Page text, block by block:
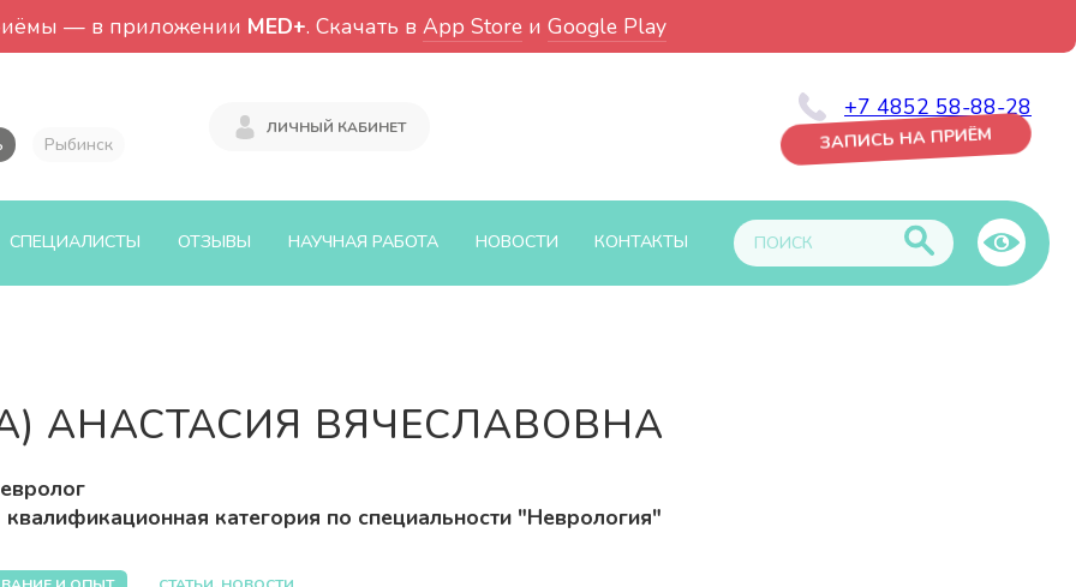
— в приложении MED+. Скачать в App Store и Google Play
Рыбинск
ЛИЧНЫЙ КАБИНЕТ
+7 4852 58-88-28
ЗАПИСЬ НА ПРИЁМ
СПЕЦИАЛИСТЫ ОТЗЫВЫ НАУЧНАЯ РАБОТА НОВОСТИ КОНТАКТЫ
АНАСТАСИЯ ВЯЧЕСЛАВОВНА
категория по специальности "Неврология"